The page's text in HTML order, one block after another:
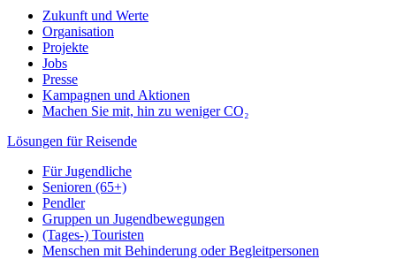
Zukunft und Werte
Organisation
Projekte
Jobs
Presse
Kampagnen und Aktionen
Machen Sie mit, hin zu weniger CO₂
Lösungen für Reisende
Für Jugendliche
Senioren (65+)
Pendler
Gruppen un Jugendbewegungen
(Tages-) Touristen
Menschen mit Behinderung oder Begleitpersonen